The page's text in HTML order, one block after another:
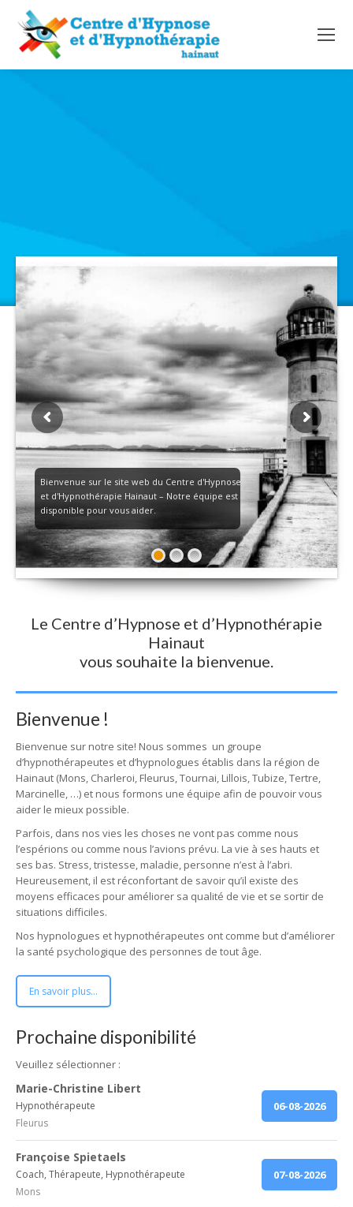
Bienvenue sur le site web du Centre d'Hypnose
et d'Hypnothérapie Hainaut – Notre équipe est
disponible pour vous aider.
Le Centre d’Hypnose et d’Hypnothérapie
Hainaut
vous souhaite la bienvenue.
Bienvenue !
Bienvenue sur notre site! Nous sommes un groupe
d’hypnothérapeutes et d’hypnologues établis dans la région de
Hainaut (Mons, Charleroi, Fleurus, Tournai, Lillois, Tubize, Tertre,
Marcinelle, …) et nous formons une équipe afin de pouvoir vous
aider le mieux possible.
Parfois, dans nos vies les choses ne vont pas comme nous
l’espérions ou comme nous l’avions prévu. La vie à ses hauts et
ses bas. Stress, tristesse, maladie, personne n’est à l’abri.
Heureusement, il est réconfortant de savoir qu’il existe des
moyens efficaces pour améliorer sa qualité de vie et se sortir de
situations difficiles.
Nos hypnologues et hypnothérapeutes ont comme but d’améliorer
la santé psychologique des personnes de tout âge.
En savoir plus...
Prochaine disponibilité
Veuillez sélectionner :
Marie-Christine Libert
Hypnothérapeute
Fleurus
06-08-2026
Françoise Spietaels
Coach, Thérapeute, Hypnothérapeute
Mons
07-08-2026